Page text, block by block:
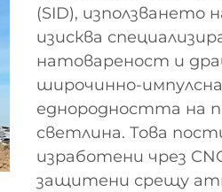
(SID),
изисква
натовареност и
широчинно-импулсна
еднородността на
светлина. Това
изработени чрез
защитени срещу